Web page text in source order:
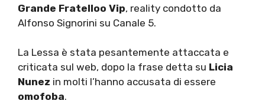
Grande Fratelloo Vip, reality condotto da
Alfonso Signorini su Canale 5.
La Lessa è stata pesantemente attaccata e
criticata sul web, dopo la frase detta su Licia
Nunez in molti l’hanno accusata di essere
omofoba.